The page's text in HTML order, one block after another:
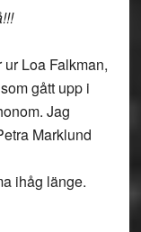
Loa Falkman,
gått upp i
Jag
Marklund
ihåg länge.